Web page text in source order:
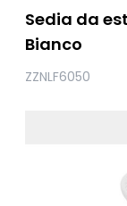
Sedia da
Bianco
ZZNLF6050